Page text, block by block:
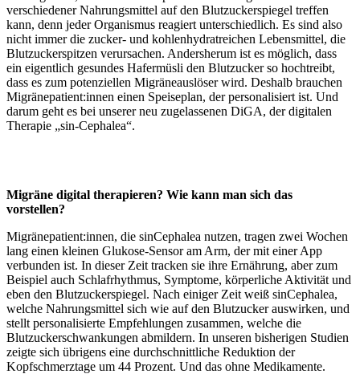
verschiedener Nahrungsmittel auf den Blutzuckerspiegel treffen
kann, denn jeder Organismus reagiert unterschiedlich. Es sind also
nicht immer die zucker- und kohlenhydratreichen Lebensmittel, die
Blutzuckerspitzen verursachen. Andersherum ist es möglich, dass
ein eigentlich gesundes Hafermüsli den Blutzucker so hochtreibt,
dass es zum potenziellen Migräneauslöser wird. Deshalb brauchen
Migränepatient:innen einen Speiseplan, der personalisiert ist. Und
darum geht es bei unserer neu zugelassenen DiGA, der digitalen
Therapie „sin-Cephalea“.
Migräne digital therapieren? Wie kann man sich das
vorstellen?
Migränepatient:innen, die sinCephalea nutzen, tragen zwei Wochen
lang einen kleinen Glukose-Sensor am Arm, der mit einer App
verbunden ist. In dieser Zeit tracken sie ihre Ernährung, aber zum
Beispiel auch Schlafrhythmus, Symptome, körperliche Aktivität und
eben den Blutzuckerspiegel. Nach einiger Zeit weiß sinCephalea,
welche Nahrungsmittel sich wie auf den Blutzucker auswirken, und
stellt personalisierte Empfehlungen zusammen, welche die
Blutzuckerschwankungen abmildern. In unseren bisherigen Studien
zeigte sich übrigens eine durchschnittliche Reduktion der
Kopfschmerztage um 44 Prozent. Und das ohne Medikamente.